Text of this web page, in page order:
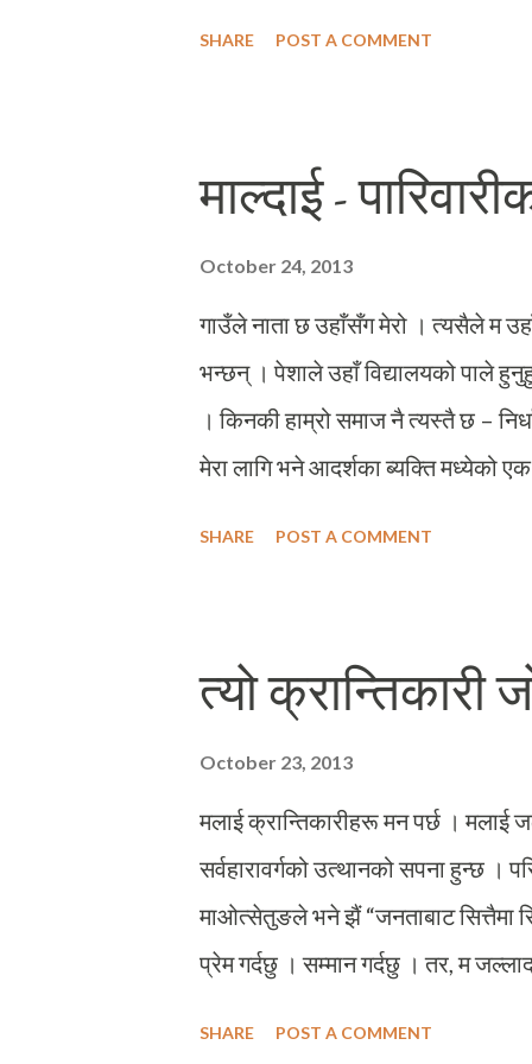
“तिमी” भनेर सम्बोधन गरेको ।
बोलाउने चलन थियो त्यतिखेर । एकदिन
म तँलाई तपाइँ भन्छु, तपाइँ मलाई तिमी
SHARE POST A COMMENT
माल्दाई -
October 24, 2013
गाउँले नाता छ उहाँसँग मेरो । त्यसैले म
भन्छन् । पेशाले उहाँ विद्यालयको पाले
। किनकी हाम्रो समाज नै त्यस्तै छ –
मेरा लागि भने आदर्शका ब्यक्ति मध्येको
घन्टी झुन्डाएको कुनामा उहाँसँग गफ
त्यसकारण पनि उहाँसँग गफिन मलाई निकै
नक्कल गर्ने, अनि उत्तिनै खेरी राक्षस
SHARE POST A COMMENT
त्यो क्रान्तिकारी
October 23, 2013
मलाई क्रान्तिकारीहरू मन पर्छ । मलाई
सर्वहारावर्गको उत्थानको सपना हुन्छ ।
माओत्सेतुङले भने झैं “जनताबाट सित्तैमा
प्रेम गर्दछु । सम्मान गर्दछु । तर, म
SHARE POST A COMMENT